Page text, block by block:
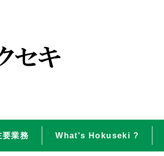
要業務 What's Hokuseki ?